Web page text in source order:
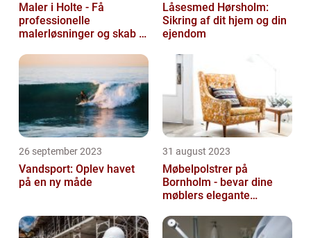
Maler i Holte - Få
professionelle
malerløsninger og skab et
Låsesmed Hørsholm:
Sikring af dit hjem og din
ejendom
26 september 2023
Vandsport: Oplev havet
på en ny måde
31 august 2023
Møbelpolstrer på
Bornholm - bevar dine
møblers elegante